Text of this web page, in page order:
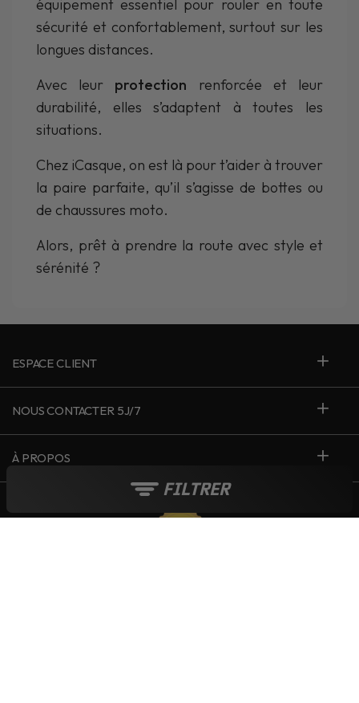
FILTRER
équipement essentiel pour rouler en toute
sécurité et confortablement, surtout sur les
longues distances.
Avec leur protection renforcée et leur
durabilité, elles s’adaptent à toutes les
situations.
Chez iCasque, on est là pour t’aider à trouver
la paire parfaite, qu’il s’agisse de bottes ou
de chaussures moto.
Alors, prêt à prendre la route avec style et
sérénité ?
ESPACE CLIENT
NOUS CONTACTER 5J/7
À PROPOS